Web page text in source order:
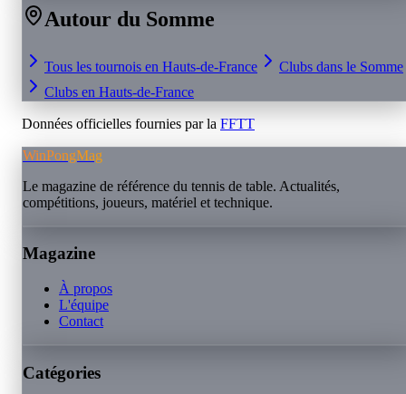
Autour du Somme
Tous les tournois en Hauts-de-France Clubs dans le Somme
Clubs en Hauts-de-France
Données officielles fournies par la FFTT
WinPongMag
Le magazine de référence du tennis de table. Actualités,
compétitions, joueurs, matériel et technique.
Magazine
À propos
L'équipe
Contact
Catégories